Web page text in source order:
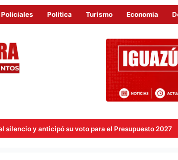
Policiales Politica Turismo Economia
para el Presupuesto 2027 Luis Caputo: